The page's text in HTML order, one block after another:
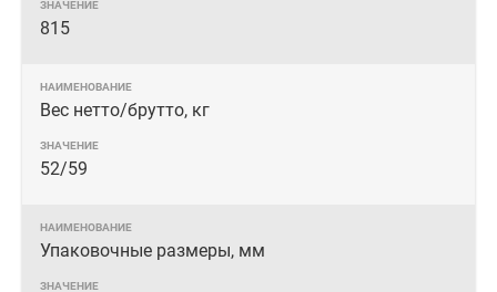
815
Вес нетто/брутто, кг
52/59
Упаковочные размеры, мм